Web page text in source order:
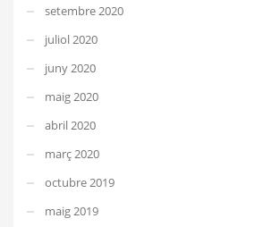
setembre 2020
juliol 2020
juny 2020
maig 2020
abril 2020
març 2020
octubre 2019
maig 2019